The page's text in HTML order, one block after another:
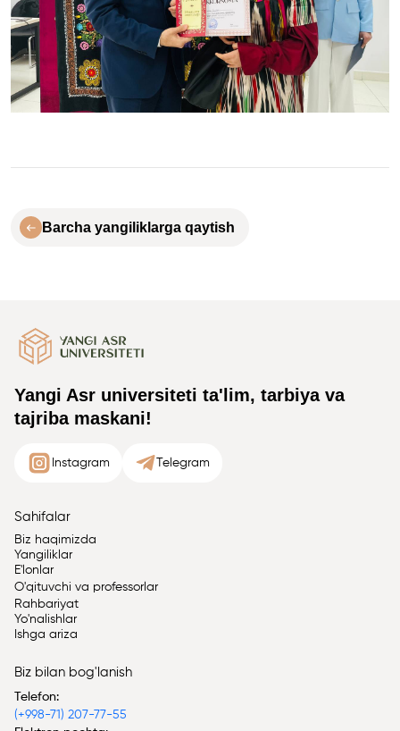
Barcha yangiliklarga qaytish
Yangi Asr universiteti ta'lim, tarbiya va
tajriba maskani!
Instagram Telegram
Sahifalar
Biz haqimizda
Yangiliklar
E'lonlar
O'qituvchi va professorlar
Rahbariyat
Yo'nalishlar
Ishga ariza
Biz bilan bog'lanish
Telefon:
(+998-71) 207-77-55